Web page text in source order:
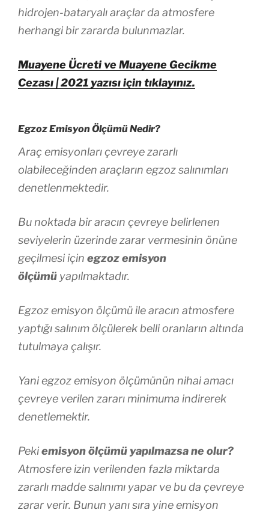
hidrojen-bataryalı araçlar da atmosfere
herhangi bir zararda bulunmazlar.
Muayene Ücreti ve Muayene Gecikme
Cezası | 2021 yazısı için tıklayınız.
Egzoz Emisyon Ölçümü Nedir?
Araç emisyonları çevreye zararlı
olabileceğinden araçların egzoz salınımları
denetlenmektedir.
Bu noktada bir aracın çevreye belirlenen
seviyelerin üzerinde zarar vermesinin önüne
geçilmesi için egzoz emisyon
ölçümü yapılmaktadır.
Egzoz emisyon ölçümü ile aracın atmosfere
yaptığı salınım ölçülerek belli oranların altında
tutulmaya çalışır.
Yani egzoz emisyon ölçümünün nihai amacı
çevreye verilen zararı minimuma indirerek
denetlemektir.
Pekiemisyon ölçümü yapılmazsa ne olur?
Atmosfere izin verilenden fazla miktarda
zararlı madde salınımı yapar ve bu da çevreye
zarar verir. Bunun yanı sıra yine emisyon